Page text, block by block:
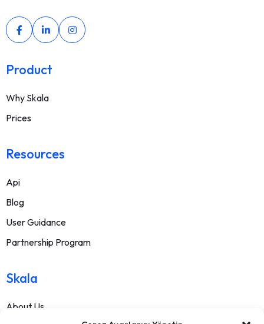
Product
Why Skala
Prices
Resources
Api
Blog
User Guidance
Partnership Program
Skala
About Us